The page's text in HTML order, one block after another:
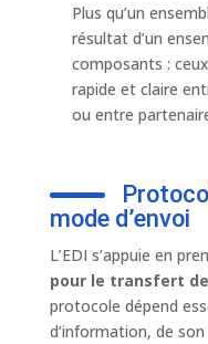
Plus qu’un
résultat d’un
composants :
rapide et claire
ou entre
mode d’envoi
L’EDI s’appuie en
pour le transfert
protocole dépend
d’information, de